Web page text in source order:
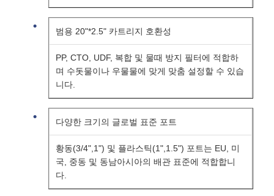
RO 브래킷
범용 20"*2.5" 카트리지 호환성
PP, CTO, UDF, 복합 및 물때 방지 필터에 적합하
며 수돗물이나 우물물에 맞게 맞춤 설정할 수 있습
니다.
다양한 크기의 글로벌 표준 포트
황동(3/4",1") 및 플라스틱(1",1.5") 포트는 EU, 미
국, 중동 및 동남아시아의 배관 표준에 적합합니
다.